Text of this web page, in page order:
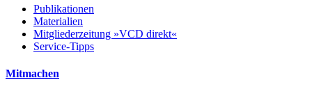
Publikationen
Materialien
Mitgliederzeitung »VCD direkt«
Service-Tipps
Mitmachen